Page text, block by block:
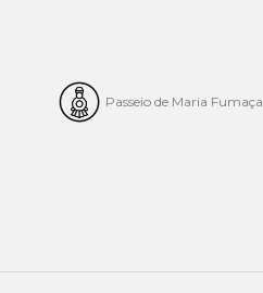
Passeio de Maria Fumaça